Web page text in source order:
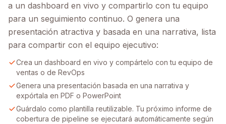
a un dashboard en vivo y compartirlo con tu equipo
para un seguimiento continuo. O genera una
presentación atractiva y basada en una narrativa, lista
para compartir con el equipo ejecutivo:
Crea un dashboard en vivo y compártelo con tu equipo de
ventas o de RevOps
Genera una presentación basada en una narrativa y
expórtala en PDF o PowerPoint
Guárdalo como plantilla reutilizable. Tu próximo informe de
cobertura de pipeline se ejecutará automáticamente según